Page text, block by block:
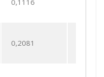
0,2081